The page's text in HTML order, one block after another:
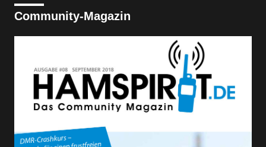
Community-Magazin